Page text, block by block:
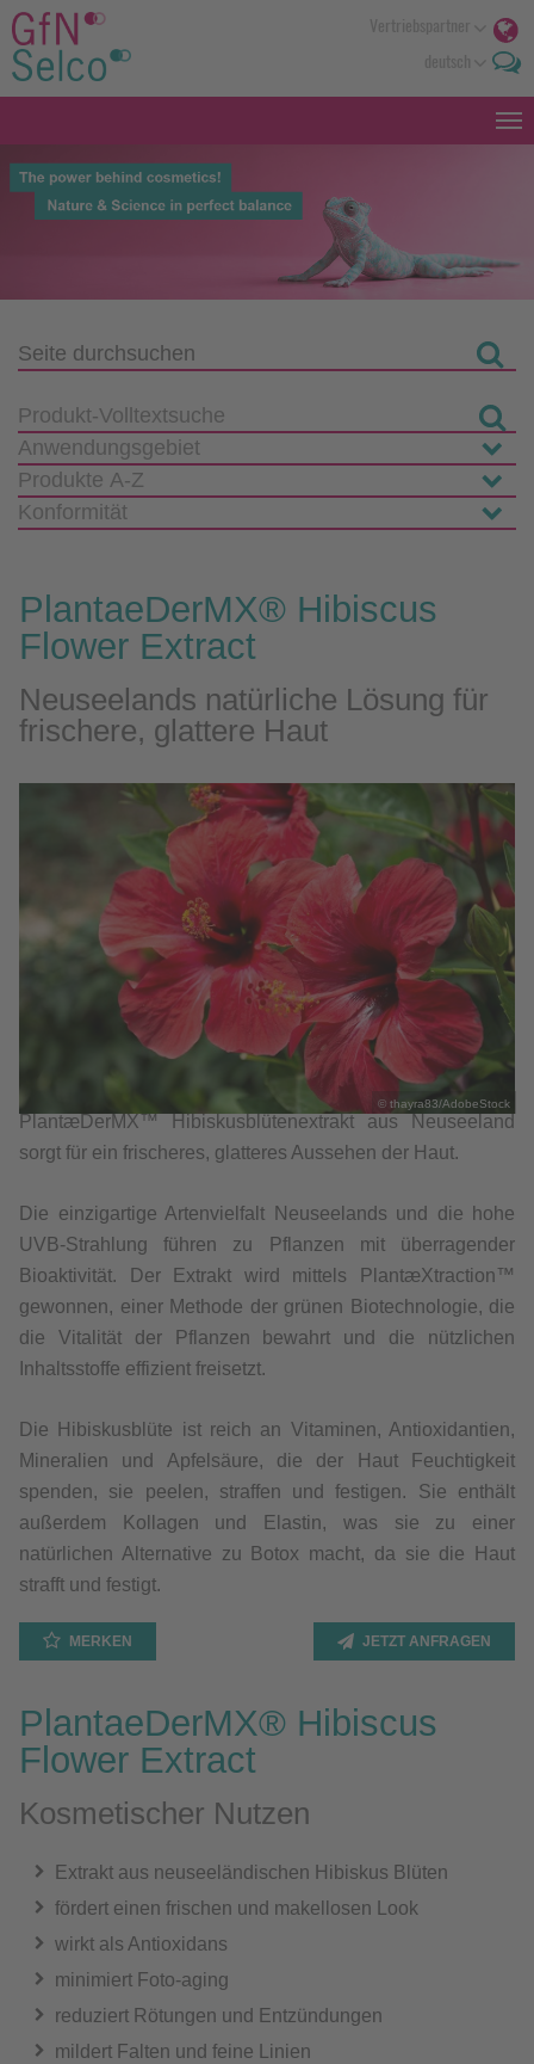
PlantaeDerMX® Hibiscus
Flower Extract
Neuseelands natürliche Lösung für
frischere, glattere Haut
© thayra83/AdobeStock
PlantæDerMX™ Hibiskusblütenextrakt aus Neuseeland
sorgt für ein frischeres, glatteres Aussehen der Haut.
Die einzigartige Artenvielfalt Neuseelands und die hohe
UVB-Strahlung führen zu Pflanzen mit überragender
Bioaktivität. Der Extrakt wird mittels PlantæXtraction™
gewonnen, einer Methode der grünen Biotechnologie, die
die Vitalität der Pflanzen bewahrt und die nützlichen
Inhaltsstoffe effizient freisetzt.
Die Hibiskusblüte ist reich an Vitaminen, Antioxidantien,
Mineralien und Apfelsäure, die der Haut Feuchtigkeit
spenden, sie peelen, straffen und festigen. Sie enthält
außerdem Kollagen und Elastin, was sie zu einer
natürlichen Alternative zu Botox macht, da sie die Haut
strafft und festigt.
MERKEN JETZT ANFRAGEN
PlantaeDerMX® Hibiscus
Flower Extract
Kosmetischer Nutzen
Extrakt aus neuseeländischen Hibiskus Blüten
fördert einen frischen und makellosen Look
wirkt als Antioxidans
minimiert Foto-aging
reduziert Rötungen und Entzündungen
mildert Falten und feine Linien